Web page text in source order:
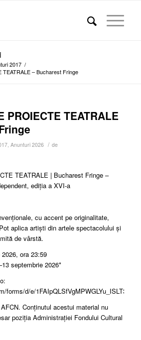
2017 /
– Bucharest Fringe
PROIECTE TEATRALE
, Anunturi 2026 / de
TEATRALE | Bucharest Fringe –
ediția a XVI-a
cu accent pe originalitate,
aplica artiști din artele spectacolului și
de vârstă.
ora 23:59
septembrie 2026*
forms/d/e/
Conținutul acestui material nu
poziția Administrației Fondului Cultural